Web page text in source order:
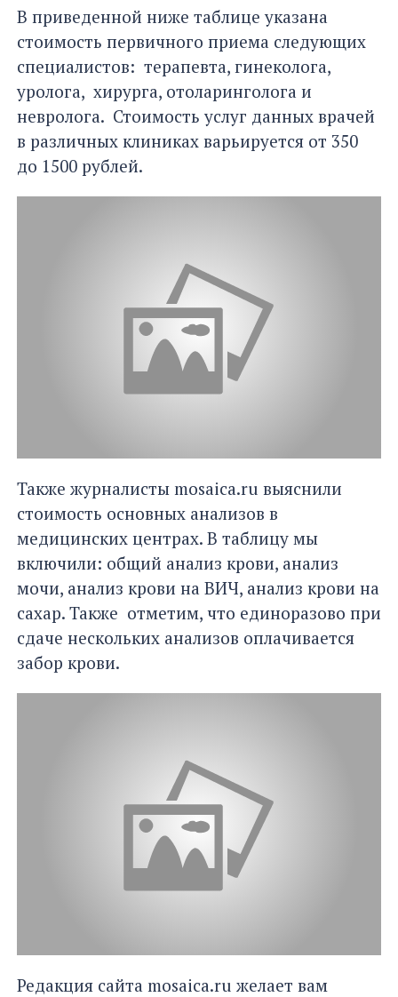
В приведенной ниже таблице указана
стоимость первичного приема следующих
специалистов: терапевта, гинеколога,
уролога, хирурга, отоларинголога и
невролога. Стоимость услуг данных врачей
в различных клиниках варьируется от 350
до 1500 рублей.
Также журналисты mosaica.ru выяснили
стоимость основных анализов в
медицинских центрах. В таблицу мы
включили: общий анализ крови, анализ
мочи, анализ крови на ВИЧ, анализ крови на
сахар. Также отметим, что единоразово при
сдаче нескольких анализов оплачивается
забор крови.
Редакция сайта mosaica.ru желает вам